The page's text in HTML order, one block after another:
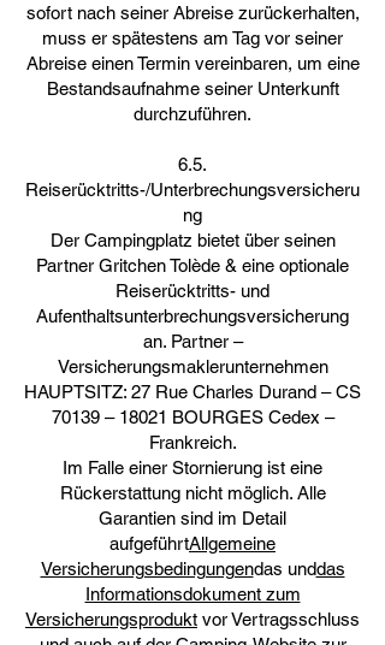
sofort nach seiner Abreise zurückerhalten,
muss er spätestens am Tag vor seiner
Abreise einen Termin vereinbaren, um eine
Bestandsaufnahme seiner Unterkunft
durchzuführen.
6.5.
Reiserücktritts-/Unterbrechungsversicheru
ng
Der Campingplatz bietet über seinen
Partner Gritchen Tolède & eine optionale
Reiserücktritts- und
Aufenthaltsunterbrechungsversicherung
an. Partner –
Versicherungsmaklerunternehmen
HAUPTSITZ: 27 Rue Charles Durand – CS
70139 – 18021 BOURGES Cedex –
Frankreich.
Im Falle einer Stornierung ist eine
Rückerstattung nicht möglich. Alle
Garantien sind im Detail
aufgeführtAllgemeine
Versicherungsbedingungendas unddas
Informationsdokument zum
Versicherungsprodukt vor Vertragsschluss